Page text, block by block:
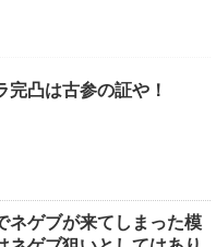
完凸は古参の証や！
ネゲブが来てしまった模